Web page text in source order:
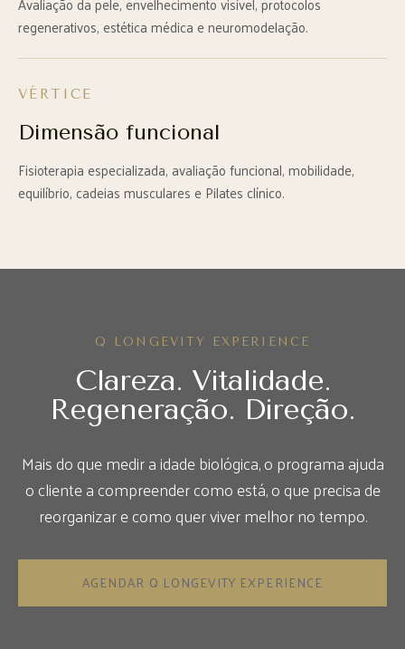
regenerativos, estética médica e neuromodelação.
VÉRTICE
Dimensão funcional
Fisioterapia especializada, avaliação funcional, mobilidade,
equilíbrio, cadeias musculares e Pilates clínico.
Q LONGEVITY EXPERIENCE
Clareza. Vitalidade.
Regeneração. Direção.
Mais do que medir a idade biológica, o programa ajuda
o cliente a compreender como está, o que precisa de
reorganizar e como quer viver melhor no tempo.
AGENDAR Q LONGEVITY EXPERIENCE